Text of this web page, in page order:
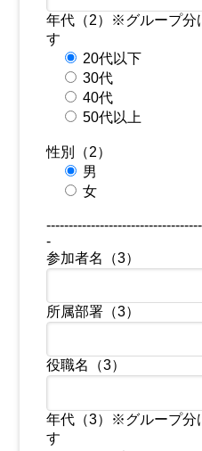
年代（2）※グループ分
す
20代以下
30代
40代
50代以上
性別（2）
男
女
-
参加者名（3）
所属部署（3）
役職名（3）
年代（3）※グループ分
す